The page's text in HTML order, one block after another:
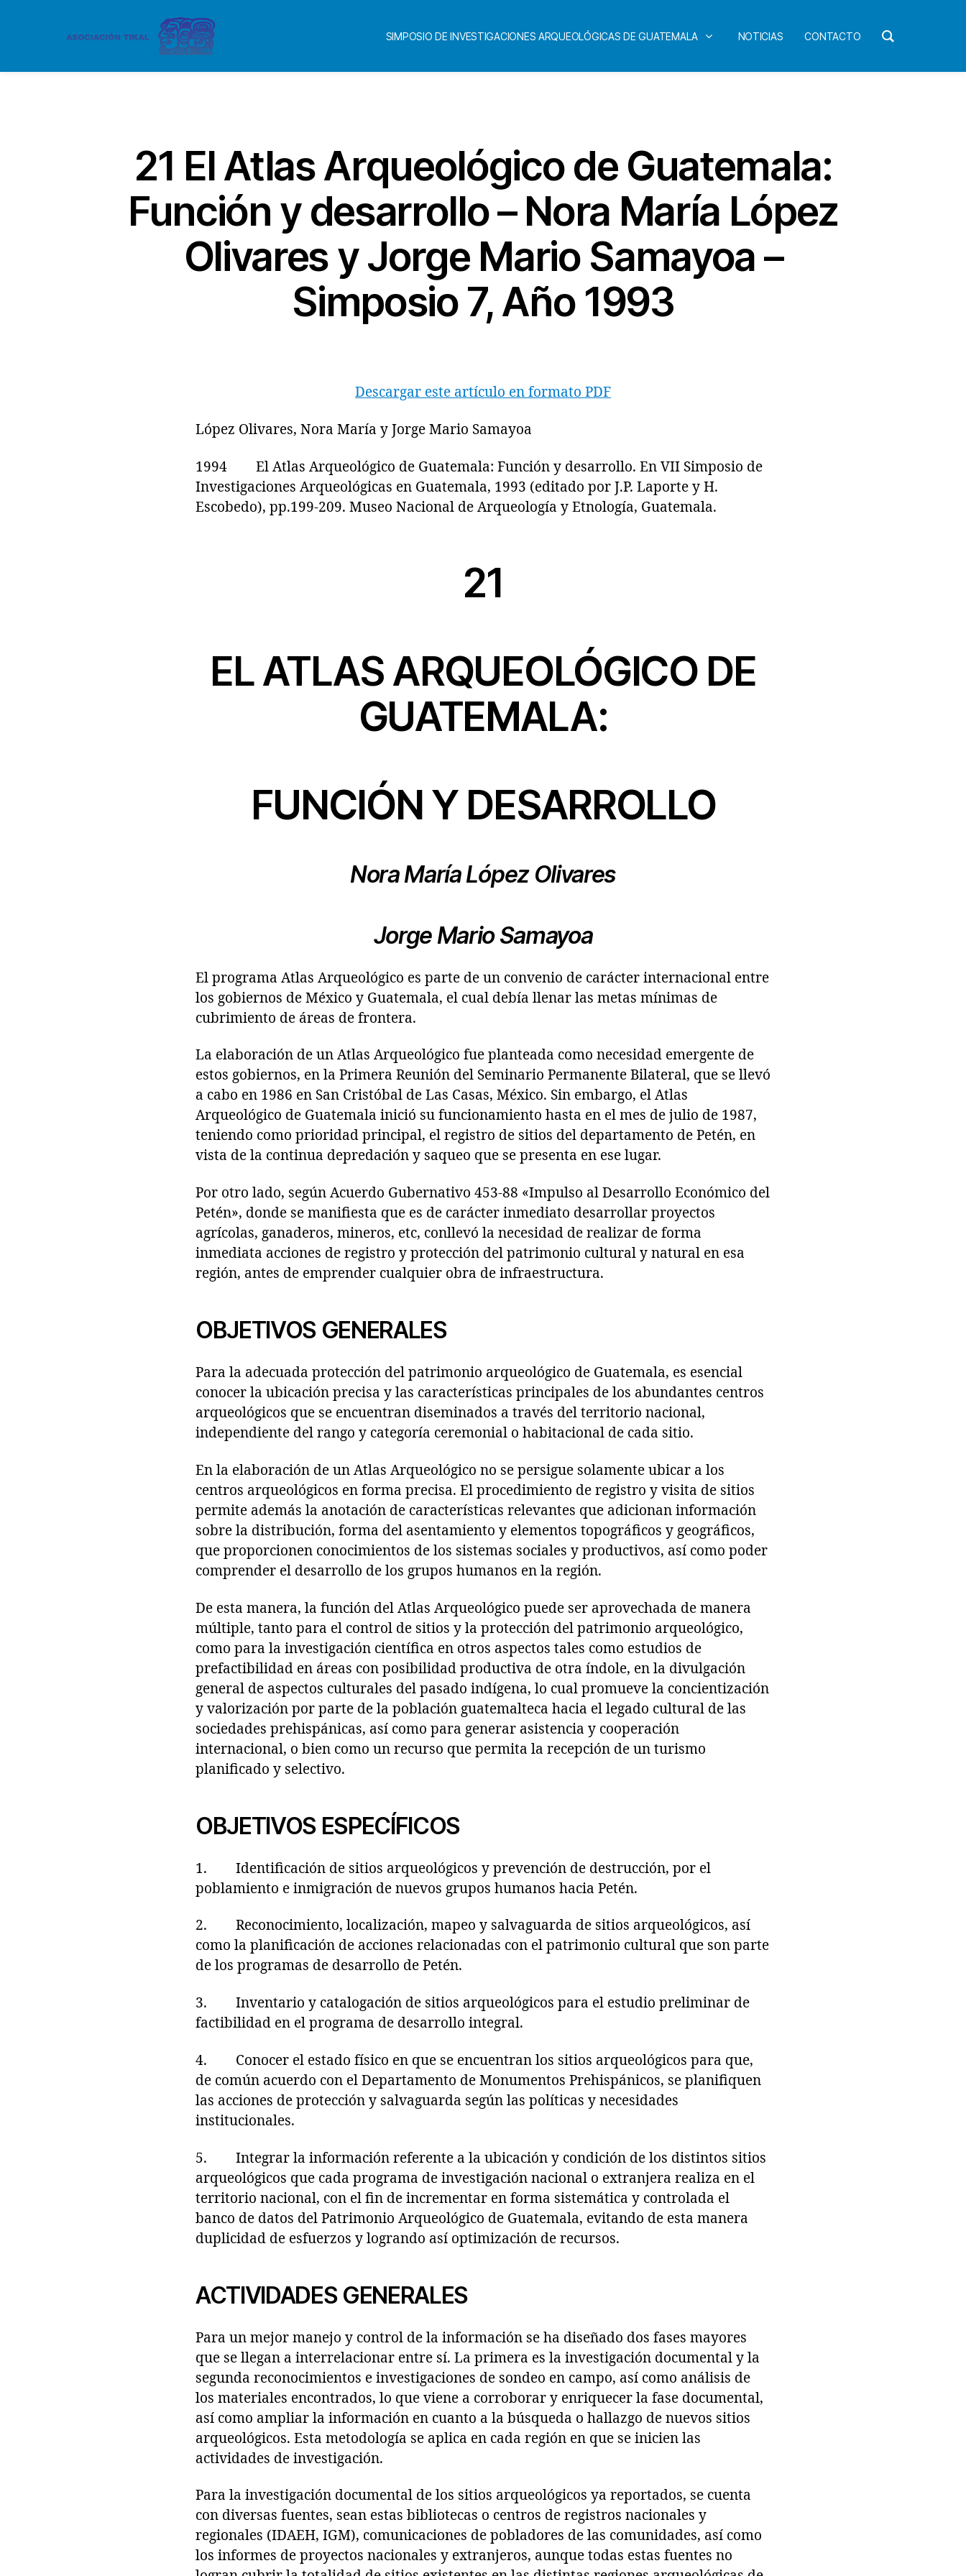
SIMPOSIO DE INVESTIGACIONES ARQUEOLÓGICAS DE GUATEMALA NOTICIAS CONTACTO
21 El Atlas Arqueológico de Guatemala:
Función y desarrollo – Nora María López
Olivares y Jorge Mario Samayoa –
Simposio 7, Año 1993
Descargar este artículo en formato PDF
López Olivares, Nora María y Jorge Mario Samayoa
1994 El Atlas Arqueológico de Guatemala: Función y desarrollo. En VII Simposio de
Investigaciones Arqueológicas en Guatemala, 1993 (editado por J.P. Laporte y H.
Escobedo), pp.199-209. Museo Nacional de Arqueología y Etnología, Guatemala.
21
EL ATLAS ARQUEOLÓGICO DE
GUATEMALA:
FUNCIÓN Y DESARROLLO
Nora María López Olivares
Jorge Mario Samayoa
El programa Atlas Arqueológico es parte de un convenio de carácter internacional entre
los gobiernos de México y Guatemala, el cual debía llenar las metas mínimas de
cubrimiento de áreas de frontera.
La elaboración de un Atlas Arqueológico fue planteada como necesidad emergente de
estos gobiernos, en la Primera Reunión del Seminario Permanente Bilateral, que se llevó
a cabo en 1986 en San Cristóbal de Las Casas, México. Sin embargo, el Atlas
Arqueológico de Guatemala inició su funcionamiento hasta en el mes de julio de 1987,
teniendo como prioridad principal, el registro de sitios del departamento de Petén, en
vista de la continua depredación y saqueo que se presenta en ese lugar.
Por otro lado, según Acuerdo Gubernativo 453-88 «Impulso al Desarrollo Económico del
Petén», donde se manifiesta que es de carácter inmediato desarrollar proyectos
agrícolas, ganaderos, mineros, etc, conllevó la necesidad de realizar de forma
inmediata acciones de registro y protección del patrimonio cultural y natural en esa
región, antes de emprender cualquier obra de infraestructura.
OBJETIVOS GENERALES
Para la adecuada protección del patrimonio arqueológico de Guatemala, es esencial
conocer la ubicación precisa y las características principales de los abundantes centros
arqueológicos que se encuentran diseminados a través del territorio nacional,
independiente del rango y categoría ceremonial o habitacional de cada sitio.
En la elaboración de un Atlas Arqueológico no se persigue solamente ubicar a los
centros arqueológicos en forma precisa. El procedimiento de registro y visita de sitios
permite además la anotación de características relevantes que adicionan información
sobre la distribución, forma del asentamiento y elementos topográficos y geográficos,
que proporcionen conocimientos de los sistemas sociales y productivos, así como poder
comprender el desarrollo de los grupos humanos en la región.
De esta manera, la función del Atlas Arqueológico puede ser aprovechada de manera
múltiple, tanto para el control de sitios y la protección del patrimonio arqueológico,
como para la investigación científica en otros aspectos tales como estudios de
prefactibilidad en áreas con posibilidad productiva de otra índole, en la divulgación
general de aspectos culturales del pasado indígena, lo cual promueve la concientización
y valorización por parte de la población guatemalteca hacia el legado cultural de las
sociedades prehispánicas, así como para generar asistencia y cooperación
internacional, o bien como un recurso que permita la recepción de un turismo
planificado y selectivo.
OBJETIVOS ESPECÍFICOS
1. Identificación de sitios arqueológicos y prevención de destrucción, por el
poblamiento e inmigración de nuevos grupos humanos hacia Petén.
2. Reconocimiento, localización, mapeo y salvaguarda de sitios arqueológicos, así
como la planificación de acciones relacionadas con el patrimonio cultural que son parte
de los programas de desarrollo de Petén.
3. Inventario y catalogación de sitios arqueológicos para el estudio preliminar de
factibilidad en el programa de desarrollo integral.
4. Conocer el estado físico en que se encuentran los sitios arqueológicos para que,
de común acuerdo con el Departamento de Monumentos Prehispánicos, se planifiquen
las acciones de protección y salvaguarda según las políticas y necesidades
institucionales.
5. Integrar la información referente a la ubicación y condición de los distintos sitios
arqueológicos que cada programa de investigación nacional o extranjera realiza en el
territorio nacional, con el fin de incrementar en forma sistemática y controlada el
banco de datos del Patrimonio Arqueológico de Guatemala, evitando de esta manera
duplicidad de esfuerzos y logrando así optimización de recursos.
ACTIVIDADES GENERALES
Para un mejor manejo y control de la información se ha diseñado dos fases mayores
que se llegan a interrelacionar entre sí. La primera es la investigación documental y la
segunda reconocimientos e investigaciones de sondeo en campo, así como análisis de
los materiales encontrados, lo que viene a corroborar y enriquecer la fase documental,
así como ampliar la información en cuanto a la búsqueda o hallazgo de nuevos sitios
arqueológicos. Esta metodología se aplica en cada región en que se inicien las
actividades de investigación.
Para la investigación documental de los sitios arqueológicos ya reportados, se cuenta
con diversas fuentes, sean estas bibliotecas o centros de registros nacionales y
regionales (IDAEH, IGM), comunicaciones de pobladores de las comunidades, así como
los informes de proyectos nacionales y extranjeros, aunque todas estas fuentes no